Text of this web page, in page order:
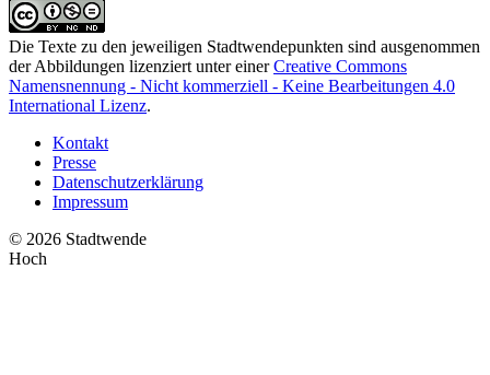
Die Texte zu den jeweiligen Stadtwendepunkten sind ausgenommen
der Abbildungen lizenziert unter einerCreative Commons
Namensnennung - Nicht kommerziell - Keine Bearbeitungen 4.0
International Lizenz.
Kontakt
Presse
Datenschutzerklärung
Impressum
© 2026 Stadtwende
Hoch